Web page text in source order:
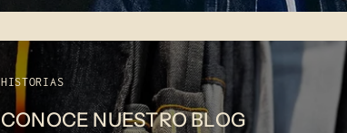
HISTORIAS
CONOCE NUESTRO BLOG